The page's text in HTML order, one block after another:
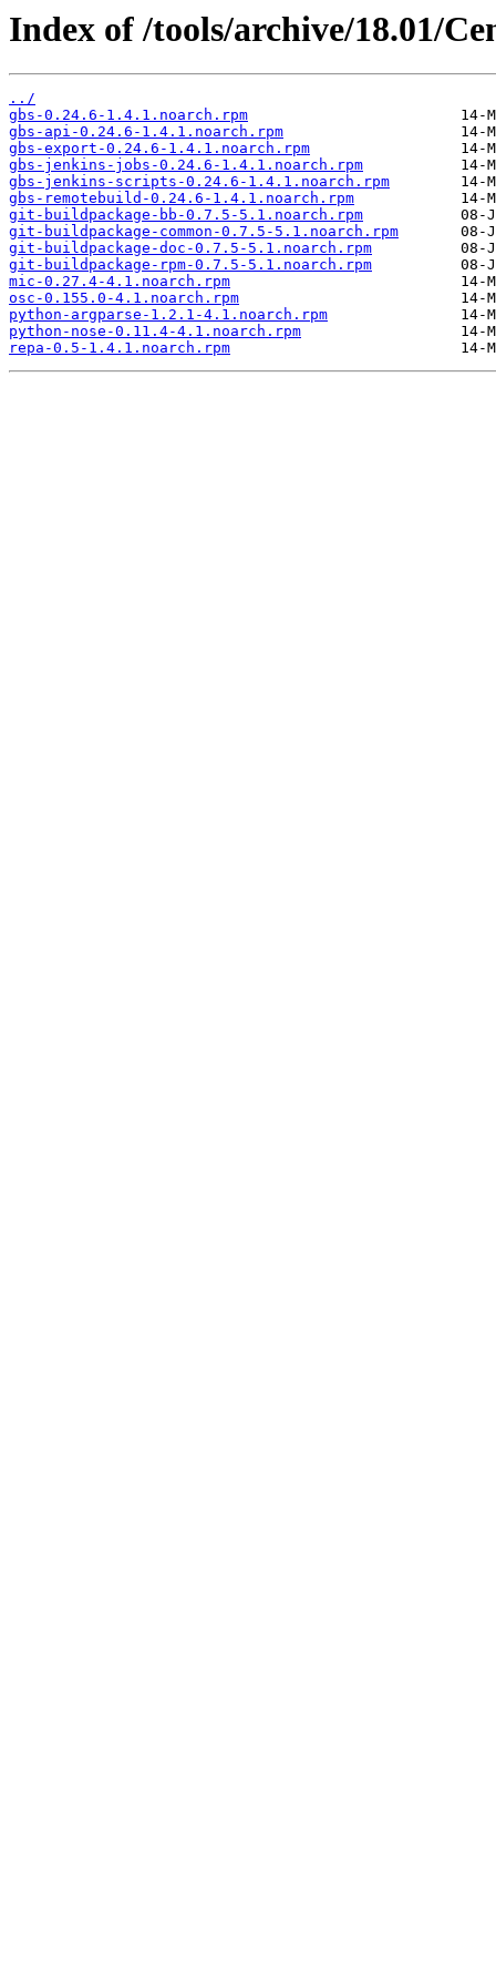
Index of /tools/archive/18.01/
../
gbs-0.24.6-1.4.1.noarch.rpm
gbs-api-0.24.6-1.4.1.noarch.rpm
gbs-export-0.24.6-1.4.1.noarch.rpm
gbs-jenkins-jobs-0.24.6-1.4.1.noarch.rpm
gbs-jenkins-scripts-0.24.6-1.4.1.noarch.rpm
gbs-remotebuild-0.24.6-1.4.1.noarch.rpm
git-buildpackage-bb-0.7.5-5.1.noarch.rpm
git-buildpackage-common-0.7.5-5.1.noarch.rpm
git-buildpackage-doc-0.7.5-5.1.noarch.rpm
git-buildpackage-rpm-0.7.5-5.1.noarch.rpm
mic-0.27.4-4.1.noarch.rpm
osc-0.155.0-4.1.noarch.rpm
python-argparse-1.2.1-4.1.noarch.rpm
python-nose-0.11.4-4.1.noarch.rpm
repa-0.5-1.4.1.noarch.rpm